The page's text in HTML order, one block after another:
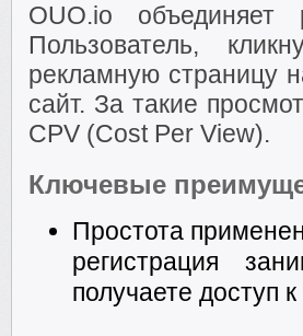
OUO.io объединяет
Пользователь,
рекламную страницу
сайт. За такие
CPV (Cost Per View).
Ключевые
Простота
регистрация
получаете доступ